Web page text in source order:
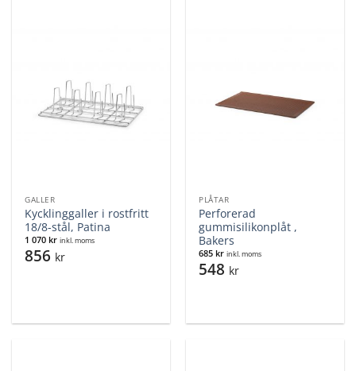
GALLER
Kycklinggaller i rostfritt
18/8-stål, Patina
1 070 kr inkl. moms
856 kr
PLÅTAR
Perforerad
gummisilikonplåt ,
Bakers
685 kr inkl. moms
548 kr